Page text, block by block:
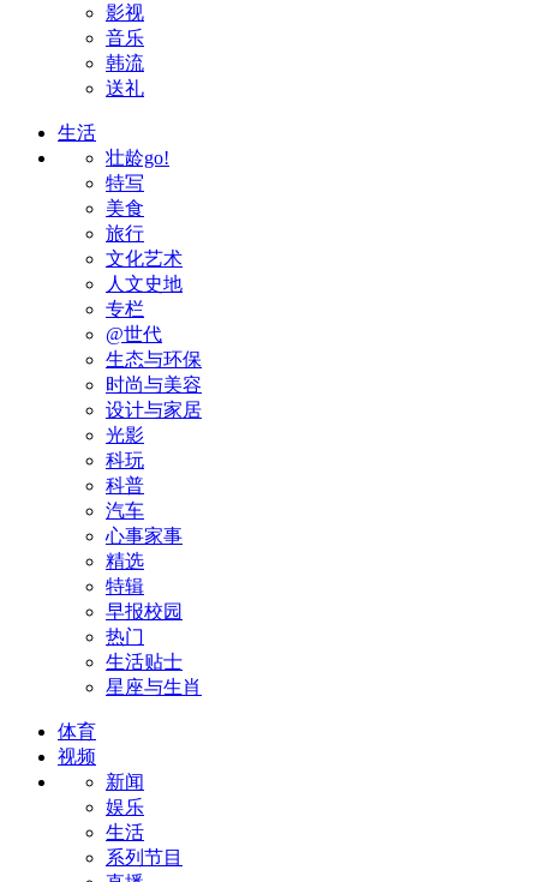
影视
音乐
韩流
送礼
生活
壮龄go!
特写
美食
旅行
文化艺术
人文史地
专栏
@世代
生态与环保
时尚与美容
设计与家居
光影
科玩
科普
汽车
心事家事
精选
特辑
早报校园
热门
生活贴士
星座与生肖
体育
视频
新闻
娱乐
生活
系列节目